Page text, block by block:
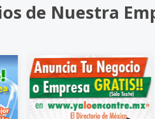
de Nuestra